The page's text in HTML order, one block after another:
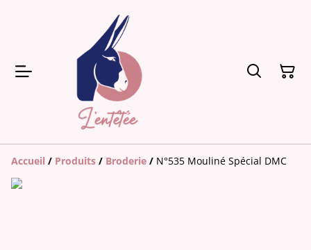
Accueil / Produits / Broderie / N°535 Mouliné Spécial DMC